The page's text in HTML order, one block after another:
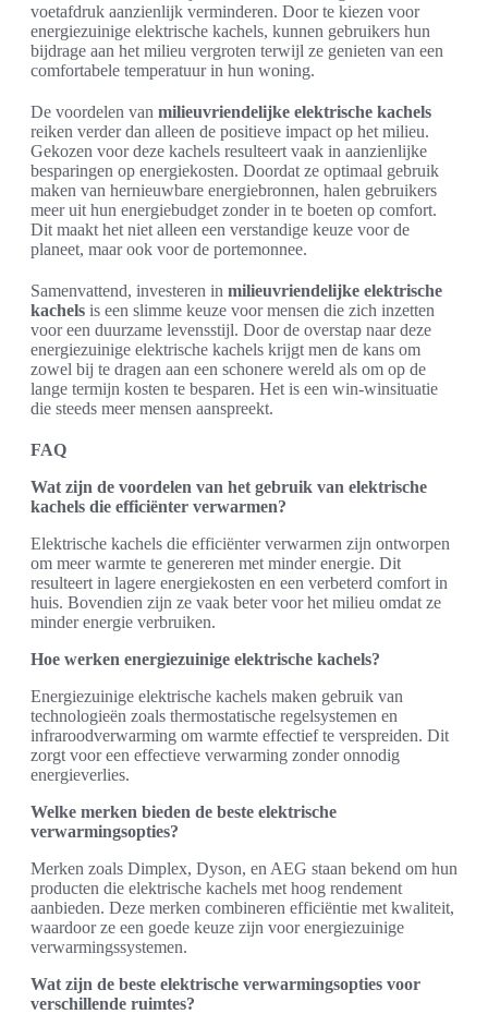
voetafdruk aanzienlijk verminderen. Door te kiezen voor
energiezuinige elektrische kachels, kunnen gebruikers hun
bijdrage aan het milieu vergroten terwijl ze genieten van een
comfortabele temperatuur in hun woning.
De voordelen van milieuvriendelijke elektrische kachels
reiken verder dan alleen de positieve impact op het milieu.
Gekozen voor deze kachels resulteert vaak in aanzienlijke
besparingen op energiekosten. Doordat ze optimaal gebruik
maken van hernieuwbare energiebronnen, halen gebruikers
meer uit hun energiebudget zonder in te boeten op comfort.
Dit maakt het niet alleen een verstandige keuze voor de
planeet, maar ook voor de portemonnee.
Samenvattend, investeren in milieuvriendelijke elektrische
kachels is een slimme keuze voor mensen die zich inzetten
voor een duurzame levensstijl. Door de overstap naar deze
energiezuinige elektrische kachels krijgt men de kans om
zowel bij te dragen aan een schonere wereld als om op de
lange termijn kosten te besparen. Het is een win-winsituatie
die steeds meer mensen aanspreekt.
FAQ
Wat zijn de voordelen van het gebruik van elektrische
kachels die efficiënter verwarmen?
Elektrische kachels die efficiënter verwarmen zijn ontworpen
om meer warmte te genereren met minder energie. Dit
resulteert in lagere energiekosten en een verbeterd comfort in
huis. Bovendien zijn ze vaak beter voor het milieu omdat ze
minder energie verbruiken.
Hoe werken energiezuinige elektrische kachels?
Energiezuinige elektrische kachels maken gebruik van
technologieën zoals thermostatische regelsystemen en
infraroodverwarming om warmte effectief te verspreiden. Dit
zorgt voor een effectieve verwarming zonder onnodig
energieverlies.
Welke merken bieden de beste elektrische
verwarmingsopties?
Merken zoals Dimplex, Dyson, en AEG staan bekend om hun
producten die elektrische kachels met hoog rendement
aanbieden. Deze merken combineren efficiëntie met kwaliteit,
waardoor ze een goede keuze zijn voor energiezuinige
verwarmingssystemen.
Wat zijn de beste elektrische verwarmingsopties voor
verschillende ruimtes?